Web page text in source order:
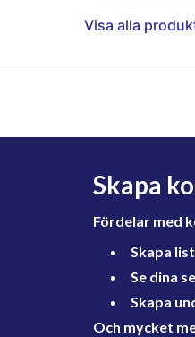
Visa alla
Skapa
Fördelar med
Skapa
Se dina
Skapa
Och mycket